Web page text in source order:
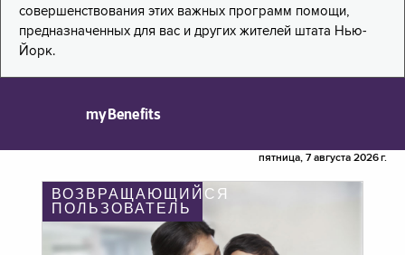
совершенствования этих важных программ помощи,
предназначенных для вас и других жителей штата Нью-
Йорк.
myBenefits
пятница, 7 августа 2026 г.
ВОЗВРАЩАЮЩИЙСЯ
ПОЛЬЗОВАТЕЛЬ